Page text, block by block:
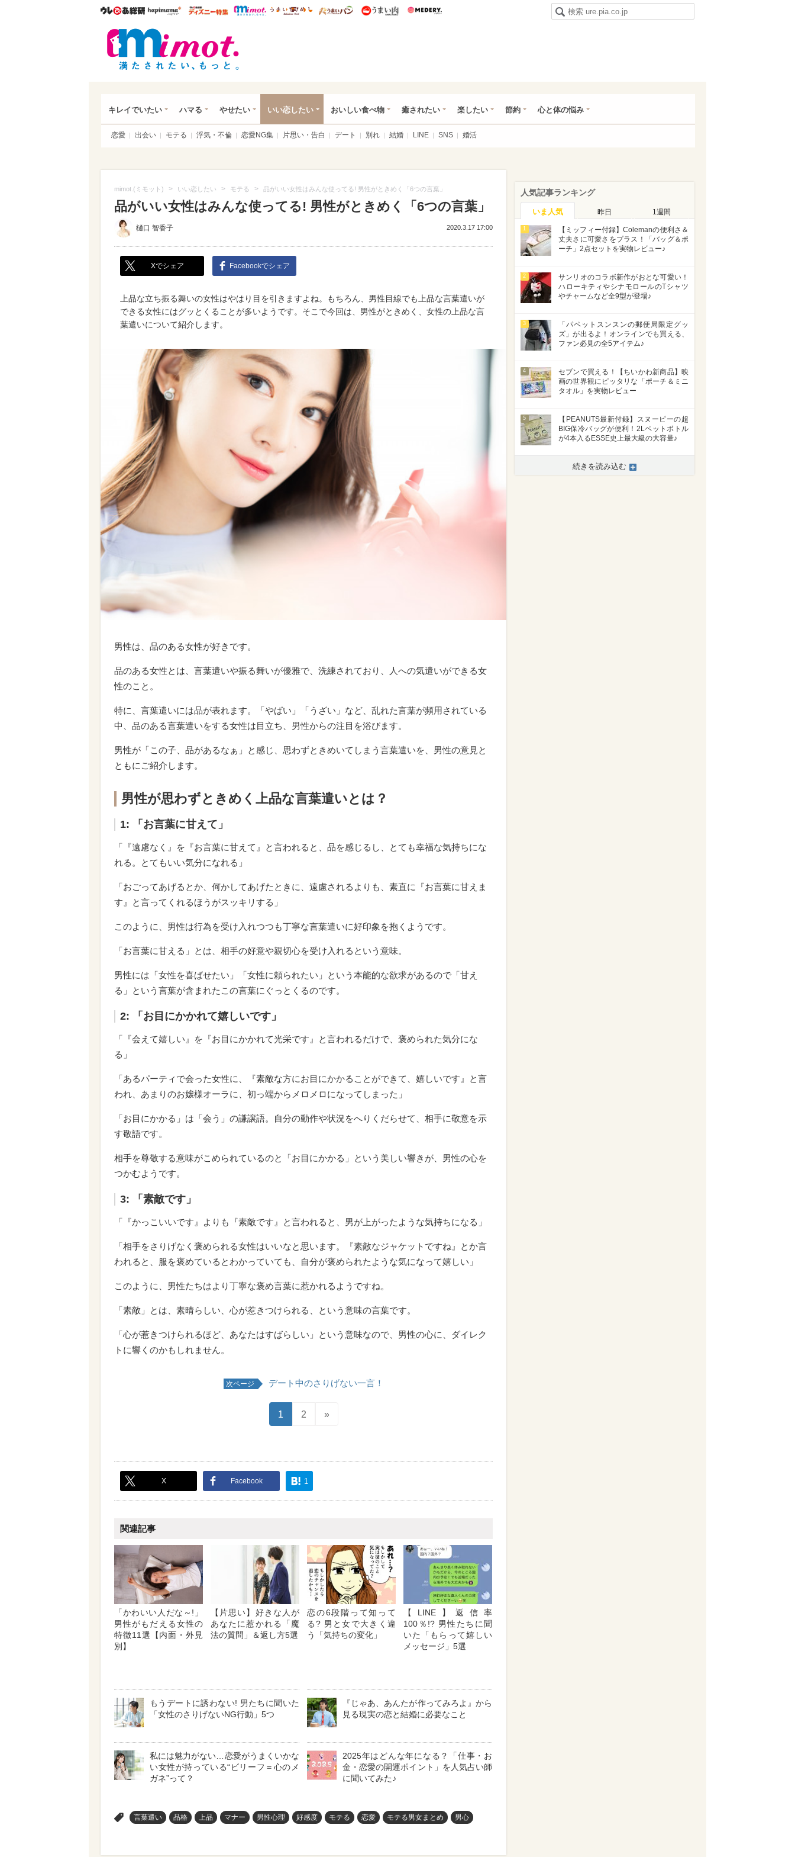
ウレぴあ総研ハピママ* ウレぴあ総研 ディズニー特集
mimot. うまいめし うまいパン うまい肉
キレイでいたい ハマる やせたい いい恋したい おいしい食べ物 癒されたい 楽したい 節約 心と体の悩み
恋愛 出会い モテる 浮気・不倫 恋愛NG集 片思い・告白 デート 別れ 結婚 LINE SNS 婚活
mimot.(ミモット) > いい恋したい > モテる > 品がいい女性はみんな使ってる! 男性がときめく「6つの言葉」
品がいい女性はみんな使ってる! 男性がときめく「6つの言葉」
樋口 智香子 2020.3.17 17:00
Xでシェア Facebookでシェア
上品な立ち振る舞いの女性はやはり目を引きますよね。もちろん、男性目線でも上品な言葉遣いが
できる女性にはグッとくることが多いようです。そこで今回は、男性がときめく、女性の上品な言
葉遣いについて紹介します。
男性は、品のある女性が好きです。
品のある女性とは、言葉遣いや振る舞いが優雅で、洗練されており、人への気遣いができる女
性のこと。
特に、言葉遣いには品が表れます。「やばい」「うざい」など、乱れた言葉が頻用されている
中、品のある言葉遣いをする女性は目立ち、男性からの注目を浴びます。
男性が「この子、品があるなぁ」と感じ、思わずときめいてしまう言葉遣いを、男性の意見と
ともにご紹介します。
男性が思わずときめく上品な言葉遣いとは？
1: 「お言葉に甘えて」
「『遠慮なく』を『お言葉に甘えて』と言われると、品を感じるし、とても幸福な気持ちにな
れる。とてもいい気分になれる」
「おごってあげるとか、何かしてあげたときに、遠慮されるよりも、素直に『お言葉に甘えま
す』と言ってくれるほうがスッキリする」
このように、男性は行為を受け入れつつも丁寧な言葉遣いに好印象を抱くようです。
「お言葉に甘える」とは、相手の好意や親切心を受け入れるという意味。
男性には「女性を喜ばせたい」「女性に頼られたい」という本能的な欲求があるので「甘え
る」という言葉が含まれたこの言葉にぐっとくるのです。
2: 「お目にかかれて嬉しいです」
「『会えて嬉しい』を『お目にかかれて光栄です』と言われるだけで、褒められた気分にな
る」
「あるパーティで会った女性に、『素敵な方にお目にかかることができて、嬉しいです』と言
われ、あまりのお嬢様オーラに、初っ端からメロメロになってしまった」
「お目にかかる」は「会う」の謙譲語。自分の動作や状況をへりくだらせて、相手に敬意を示
す敬語です。
相手を尊敬する意味がこめられているのと「お目にかかる」という美しい響きが、男性の心を
つかむようです。
3: 「素敵です」
「『かっこいいです』よりも『素敵です』と言われると、男が上がったような気持ちになる」
「相手をさりげなく褒められる女性はいいなと思います。『素敵なジャケットですね』とか言
われると、服を褒めているとわかっていても、自分が褒められたような気になって嬉しい」
このように、男性たちはより丁寧な褒め言葉に惹かれるようですね。
「素敵」とは、素晴らしい、心が惹きつけられる、という意味の言葉です。
「心が惹きつけられるほど、あなたはすばらしい」という意味なので、男性の心に、ダイレク
トに響くのかもしれません。
次ページ デート中のさりげない一言！
1 2 »
X Facebook 1
関連記事
「かわいい人だな～!」
男性がもだえる女性の
特徴11選【内面・外見
別】
【片思い】好きな人が
あなたに惹かれる「魔
法の質問」＆返し方5選
恋の6段階って知って
る? 男と女で大きく違
う「気持ちの変化」
【LINE】返信率
100％!? 男性たちに聞
いた「もらって嬉しい
メッセージ」5選
もうデートに誘わない! 男たちに聞いた
「女性のさりげないNG行動」5つ
『じゃあ、あんたが作ってみろよ』から
見る現実の恋と結婚に必要なこと
私には魅力がない…恋愛がうまくいかな
い女性が持っている“ビリーフ＝心のメ
ガネ”って？
2025年はどんな年になる？「仕事・お
金・恋愛の開運ポイント」を人気占い師
に聞いてみた♪
言葉遣い 品格 上品 マナー 男性心理 好感度 モテる 恋愛 モテる男女まとめ 男心
人気記事ランキング
いま人気 昨日 1週間
1
【ミッフィー付録】Colemanの便利さ＆
丈夫さに可愛さをプラス！「バッグ＆ポ
ーチ」2点セットを実物レビュー♪
2
サンリオのコラボ新作がおとな可愛い！
ハローキティやシナモロールのTシャツ
やチャームなど全9型が登場♪
3
「パペットスンスンの郵便局限定グッ
ズ」が出るよ！オンラインでも買える、
ファン必見の全5アイテム♪
4
セブンで買える！【ちいかわ新商品】映
画の世界観にピッタリな「ポーチ＆ミニ
タオル」を実物レビュー
5
【PEANUTS最新付録】スヌーピーの超
BIG保冷バッグが便利！2Lペットボトル
が4本入るESSE史上最大級の大容量♪
続きを読み込む